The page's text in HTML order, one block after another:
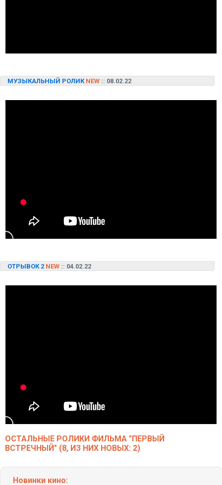
МУЗЫКАЛЬНЫЙ РОЛИК NEW :: 08.02.22
ОТРЫВОК 2 NEW :: 04.02.22
ОСТАЛЬНЫЕ РОЛИКИ ФИЛЬМА "ПЕРВЫЙ
ВСТРЕЧНЫЙ" (8, ИЗ НИХ НОВЫХ: 2)
Новинки кино: